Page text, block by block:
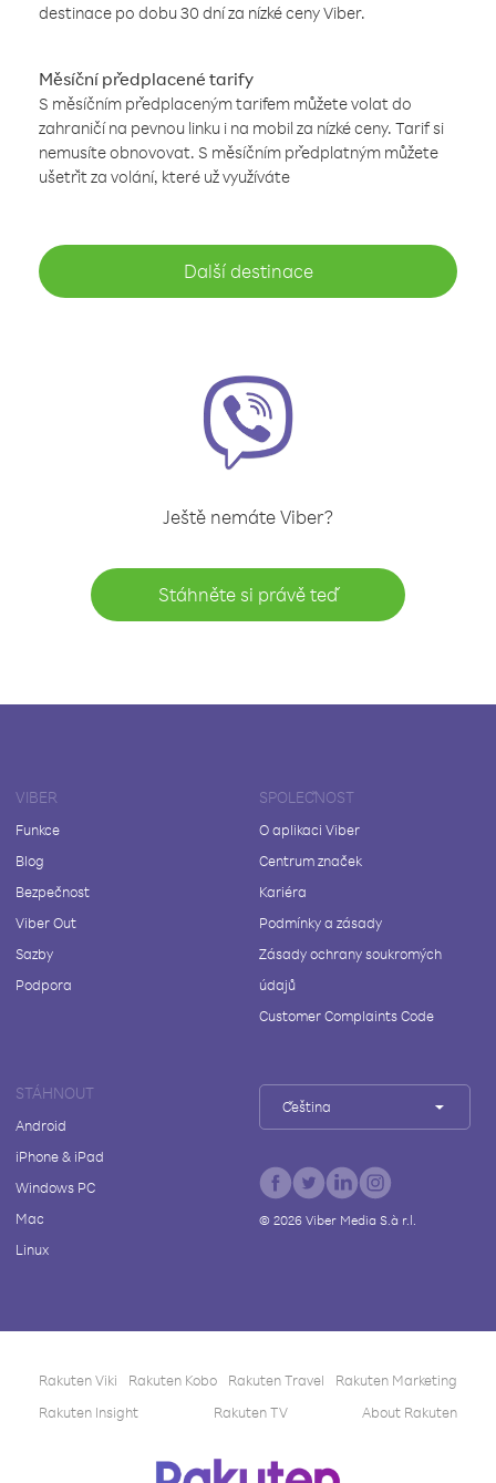
destinace po dobu 30 dní za nízké ceny Viber.
Měsíční předplacené tarify
S měsíčním předplaceným tarifem můžete volat do
zahraničí na pevnou linku i na mobil za nízké ceny. Tarif si
nemusíte obnovovat. S měsíčním předplatným můžete
ušetřit za volání, které už využíváte
Další destinace
Ještě nemáte Viber?
Stáhněte si právě teď
VIBER
Funkce
Blog
Bezpečnost
Viber Out
Sazby
Podpora
SPOLEČNOST
O aplikaci Viber
Centrum značek
Kariéra
Podmínky a zásady
Zásady ochrany soukromých
údajů
Customer Complaints Code
STÁHNOUT
Android
iPhone & iPad
Windows PC
Mac
Linux
Čeština
© 2026Viber Media S.à r.l.
Rakuten Viki Rakuten Kobo Rakuten Travel
Rakuten Marketing
Rakuten Insight
Rakuten TV About Rakuten